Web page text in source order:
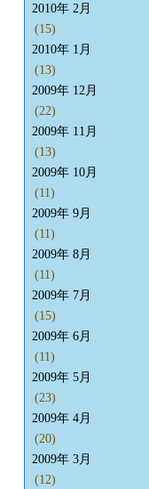
2010年 2月
(15)
2010年 1月
(13)
2009年 12月
(22)
2009年 11月
(13)
2009年 10月
(11)
2009年 9月
(11)
2009年 8月
(11)
2009年 7月
(15)
2009年 6月
(11)
2009年 5月
(23)
2009年 4月
(20)
2009年 3月
(12)